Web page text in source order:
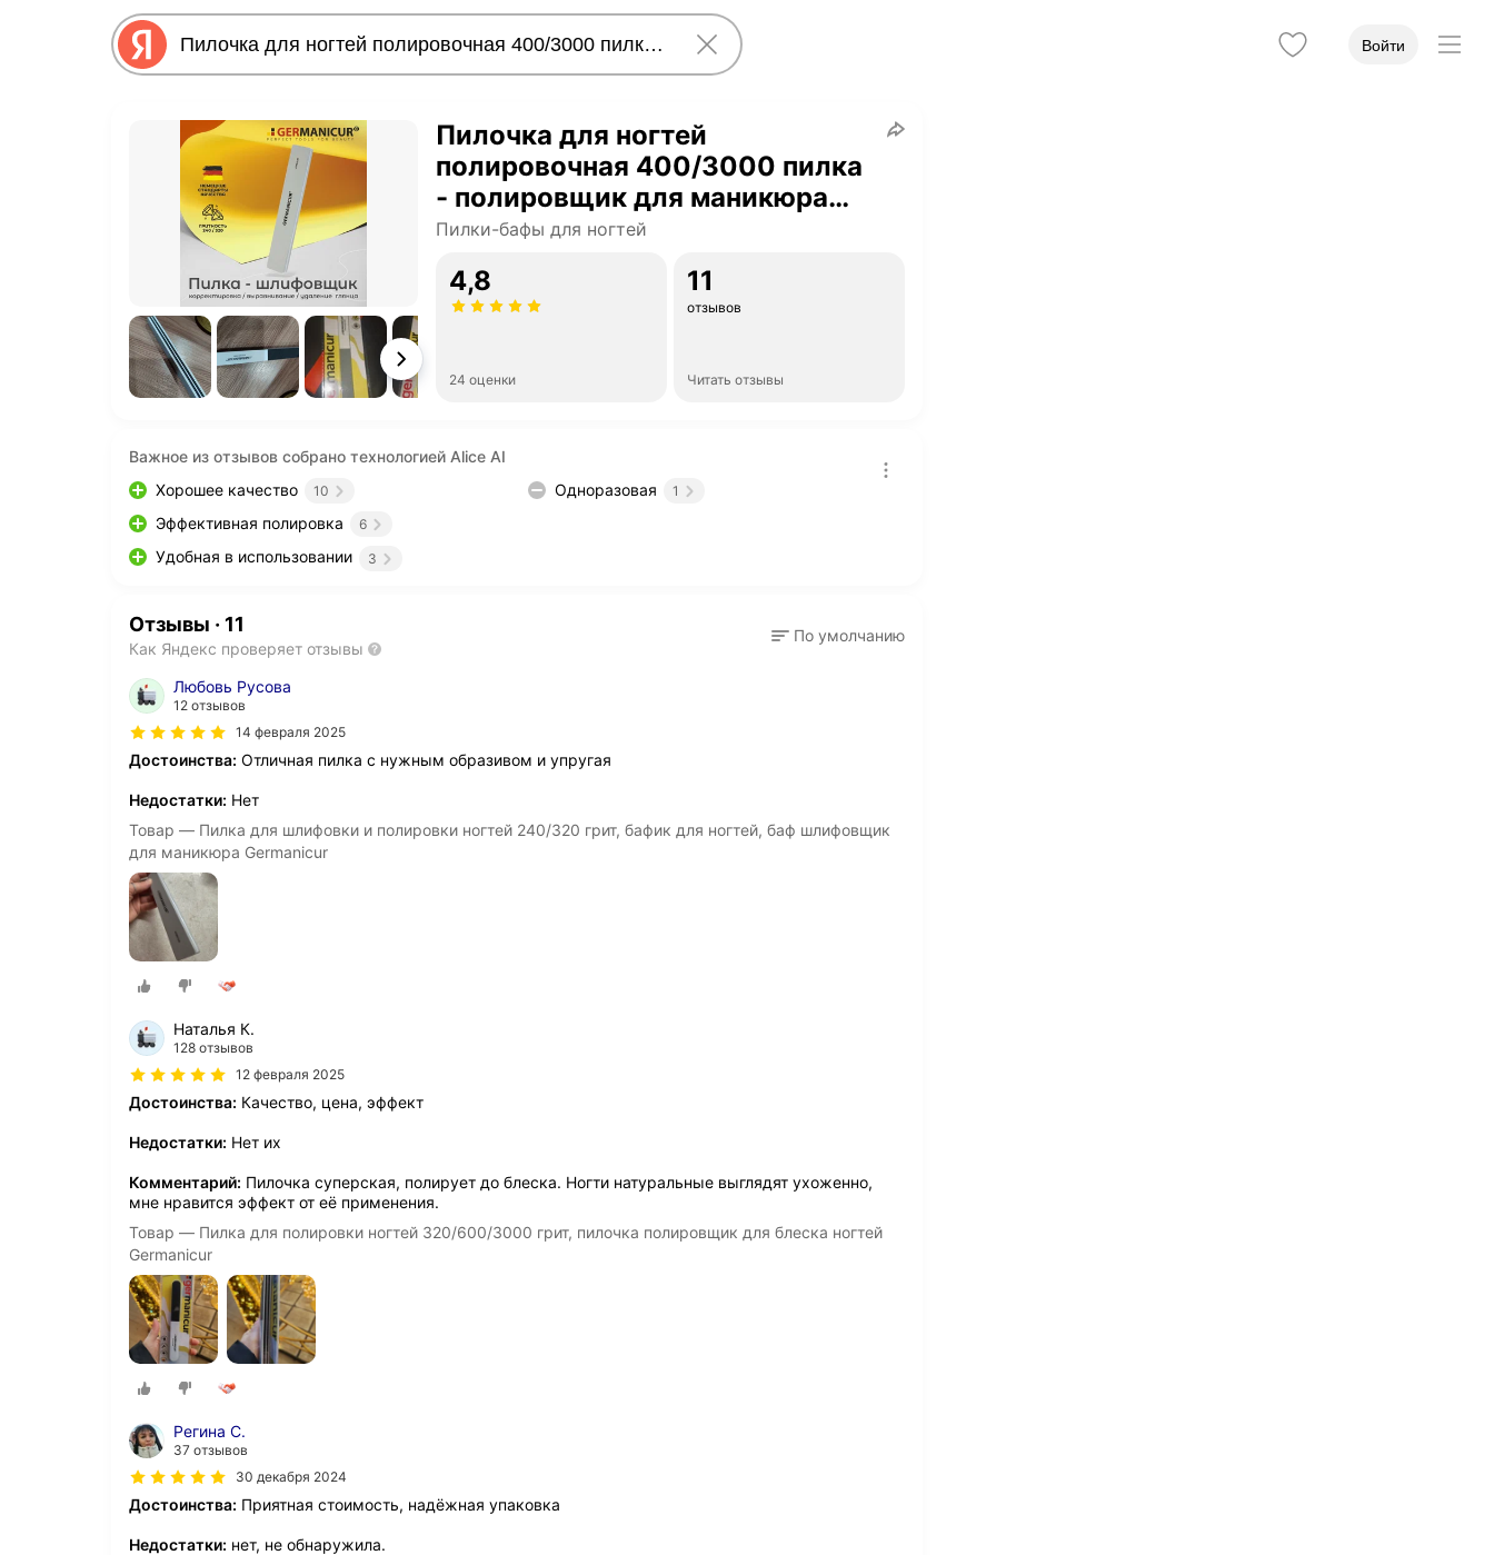
Войти
Пилочка для ногтей
полировочная 400/3000 пилка
- полировщик для маникюра
Germanicur
Пилки-бафы для ногтей
4,8
24 оценки
11
отзывов
Читать отзывы
Важное из отзывов собрано технологией Alice AI
Хорошее качество
10
Эффективная полировка 6
Удобная в использовании 3
Одноразовая 1
Отзывы · 11
Как Яндекс проверяет отзывы
По умолчанию
Любовь Русова
12 отзывов
14 февраля 2025
Достоинства: Отличная пилка с нужным образивом и упругая
Недостатки: Нет
Товар — Пилка для шлифовки и полировки ногтей 240/320 грит, бафик для ногтей, баф шлифовщик
для маникюра Germanicur
Наталья К.
128 отзывов
12 февраля 2025
Достоинства: Качество, цена, эффект
Недостатки: Нет их
Комментарий: Пилочка суперская, полирует до блеска. Ногти натуральные выглядят ухоженно,
мне нравится эффект от её применения.
Товар — Пилка для полировки ногтей 320/600/3000 грит, пилочка полировщик для блеска ногтей
Germanicur
Регина С.
37 отзывов
30 декабря 2024
Достоинства: Приятная стоимость, надёжная упаковка
Недостатки: нет, не обнаружила.